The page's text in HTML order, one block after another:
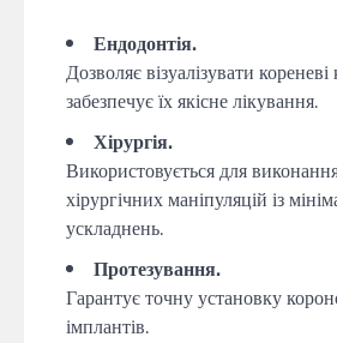
Ендодонтія.
Дозволяє візуалізувати
забезпечує їх якісне лікування.
Хірургія.
Використовується для
хірургічних маніпуляцій із
ускладнень.
Протезування.
Гарантує точну установку
імплантів.